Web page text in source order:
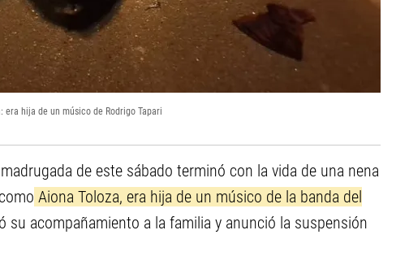
hija de un músico de Rodrigo Tapari
de este sábado terminó con la vida de una nena
Aiona Toloza, era hija de un músico de la banda del
su acompañamiento a la familia y anunció la suspensión